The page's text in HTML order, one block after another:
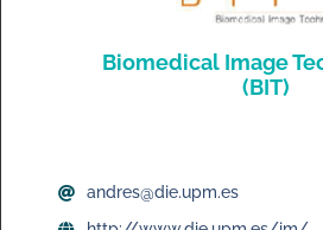
Biomedical Image
(BIT)
andres@die.upm.es